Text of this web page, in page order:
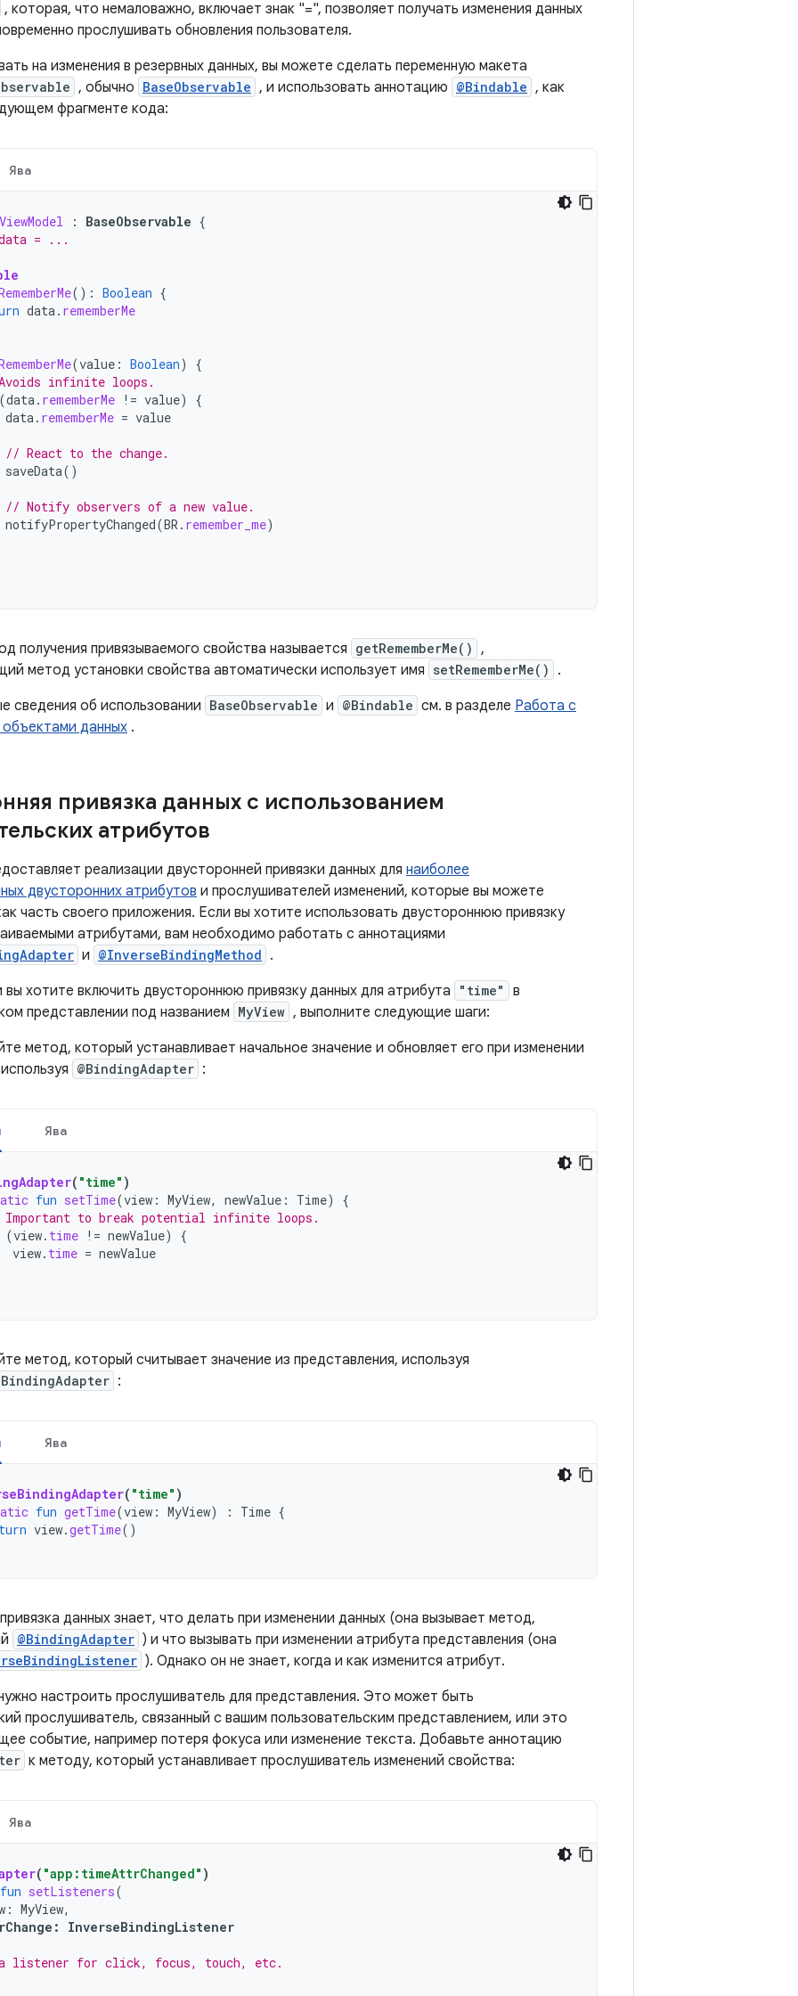
, которая, что немаловажно, включает знак "=", позволяет получать изменения данных
прослушивать обновления пользователя.
на изменения в резервных данных, вы можете сделать переменную макета
, обычно BaseObservable , и использовать аннотацию @Bindable , как
фрагменте кода:
Ява
: BaseObservable {
= ...
(): Boolean {
data. rememberMe
(value : Boolean)
{
infinite loops.
data. rememberMe != value)
{
data. rememberMe = value
// React to the change.
saveData()
// Notify observers of a new value.
notifyPropertyChanged(BR . remember_me)
получения привязываемого свойства называется getRememberMe() ,
метод установки свойства автоматически использует имя setRememberMe()
.
сведения об использовании BaseObservable и @Bindable см. в разделе Работа с
данных .
привязка данных с использованием
атрибутов
реализации двусторонней привязки данных для наиболее
двусторонних атрибутов и прослушивателей изменений, которые вы можете
часть своего приложения. Если вы хотите использовать двустороннюю привязку
атрибутами, вам необходимо работать с аннотациями
и @InverseBindingMethod .
хотите включить двустороннюю привязку данных для атрибута
"time"
в
представлении под названием MyView , выполните следующие шаги:
метод, который устанавливает начальное значение и обновляет его при изменении
@BindingAdapter :
Ява
( "time" )
fun setTime(view : MyView, newValue : Time)
{
to break potential infinite loops.
(view. time != newValue)
{
view. time = newValue
метод, который считывает значение из представления, используя
:
Ява
( "time" )
fun getTime(view : MyView) : Time {
view.getTime()
данных знает, что делать при изменении данных (она вызывает метод,
@BindingAdapter ) и что вызывать при изменении атрибута представления (она
). Однако он не знает, когда и как изменится атрибут.
настроить прослушиватель для представления. Это может быть
прослушиватель, связанный с вашим пользовательским представлением, или это
событие, например потеря фокуса или изменение текста. Добавьте аннотацию
к методу, который устанавливает прослушиватель изменений свойства:
Ява
( "app:timeAttrChanged" )
fun setListeners(
: MyView,
: InverseBindingListener
listener for click, focus, touch, etc.